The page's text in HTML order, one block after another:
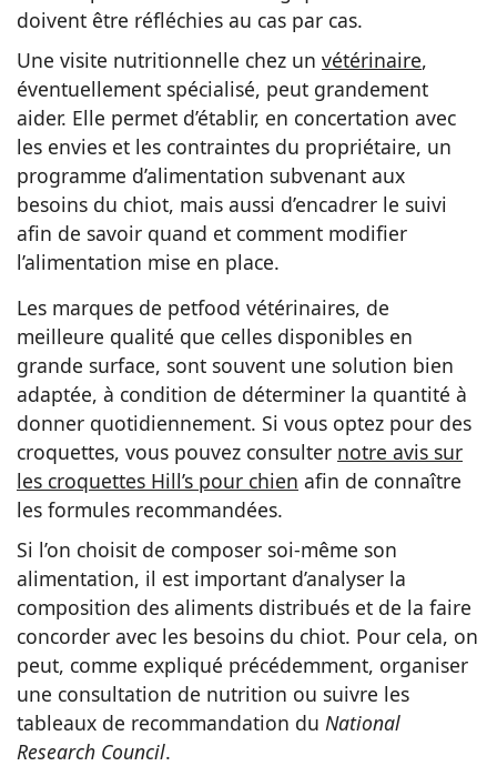
doivent être réfléchies au cas par cas.
Une visite nutritionnelle chez un vétérinaire,
éventuellement spécialisé, peut grandement
aider. Elle permet d’établir, en concertation avec
les envies et les contraintes du propriétaire, un
programme d’alimentation subvenant aux
besoins du chiot, mais aussi d’encadrer le suivi
afin de savoir quand et comment modifier
l’alimentation mise en place.
Les marques de petfood vétérinaires, de
meilleure qualité que celles disponibles en
grande surface, sont souvent une solution bien
adaptée, à condition de déterminer la quantité à
donner quotidiennement. Si vous optez pour des
croquettes, vous pouvez consulter notre avis sur
les croquettes Hill’s pour chien afin de connaître
les formules recommandées.
Si l’on choisit de composer soi-même son
alimentation, il est important d’analyser la
composition des aliments distribués et de la faire
concorder avec les besoins du chiot. Pour cela, on
peut, comme expliqué précédemment, organiser
une consultation de nutrition ou suivre les
tableaux de recommandation du National
Research Council.